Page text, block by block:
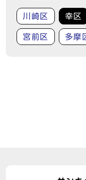
川崎区 幸区
宮前区 多摩